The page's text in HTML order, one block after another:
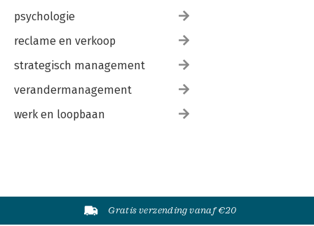
psychologie
reclame en verkoop
strategisch management
verandermanagement
werk en loopbaan
Gratis verzending vanaf €20